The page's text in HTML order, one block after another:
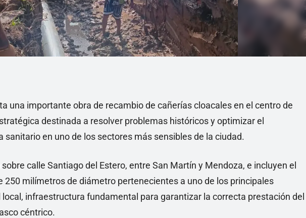
una importante obra de recambio de cañerías cloacales en el centro de
destinada a resolver problemas históricos y optimizar el
en uno de los sectores más sensibles de la ciudad.
calle Santiago del Estero, entre San Martín y Mendoza, e incluyen el
250 milímetros de diámetro pertenecientes a uno de los principales
infraestructura fundamental para garantizar la correcta prestación del
céntrico.